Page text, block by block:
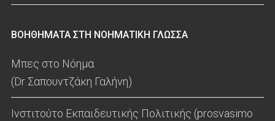
ΒΟΗΘΗΜΑΤΑ ΣΤΗ ΝΟΗΜΑΤΙΚΗ ΓΛΩΣΣΑ
Μπες στο Νόημα
(Dr Σαπουντζάκη Γαλήνη)
Ινστιτούτο Εκπαιδευτικής Πολιτικής (prosvasimo